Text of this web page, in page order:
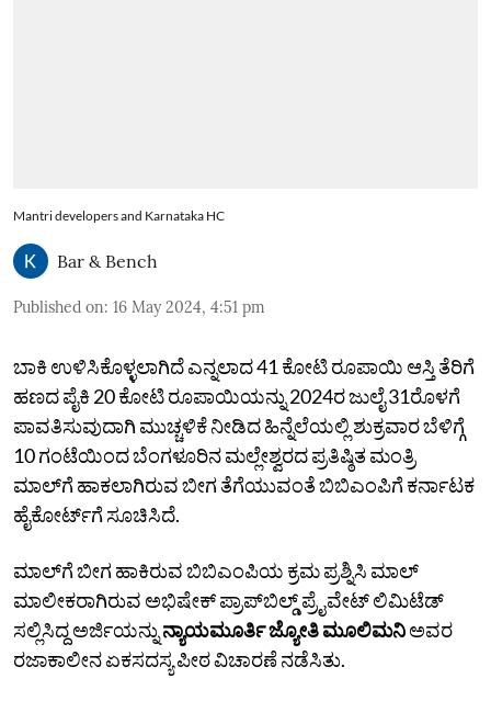
Mantri developers and Karnataka HC
Bar & Bench
Published on: 16 May 2024, 4:51 pm
ಬಾಕಿ ಉಳಿಸಿಕೊಳ್ಳಲಾಗಿದೆ ಎನ್ನಲಾದ 41 ಕೋಟಿ ರೂಪಾಯಿ ಆಸ್ತಿ ತೆರಿಗೆ
ಹಣದ ಪೈಕಿ 20 ಕೋಟಿ ರೂಪಾಯಿಯನ್ನು 2024ರ ಜುಲೈ 31ರೊಳಗೆ
ಪಾವತಿಸುವುದಾಗಿ ಮುಚ್ಚಳಿಕೆ ನೀಡಿದ ಹಿನ್ನೆಲೆಯಲ್ಲಿ ಶುಕ್ರವಾರ ಬೆಳಿಗ್ಗೆ
10 ಗಂಟೆಯಿಂದ ಬೆಂಗಳೂರಿನ ಮಲ್ಲೇಶ್ವರದ ಪ್ರತಿಷ್ಠಿತ ಮಂತ್ರಿ
ಮಾಲ್‌ಗೆ ಹಾಕಲಾಗಿರುವ ಬೀಗ ತೆಗೆಯುವಂತೆ ಬಿಬಿಎಂಪಿಗೆ ಕರ್ನಾಟಕ
ಹೈಕೋರ್ಟ್‌ಗೆ ಸೂಚಿಸಿದೆ.
ಮಾಲ್‌ಗೆ ಬೀಗ ಹಾಕಿರುವ ಬಿಬಿಎಂಪಿಯ ಕ್ರಮ ಪ್ರಶ್ನಿಸಿ ಮಾಲ್‌
ಮಾಲೀಕರಾಗಿರುವ ಅಭಿಷೇಕ್‌ ಪ್ರಾಪ್‌ಬಿಲ್ಡ್‌ ಪ್ರೈವೇಟ್‌ ಲಿಮಿಟೆಡ್‌
ಸಲ್ಲಿಸಿದ್ದ ಅರ್ಜಿಯನ್ನುನ್ಯಾಯಮೂರ್ತಿ ಜ್ಯೋತಿ ಮೂಲಿಮನಿಅವರ
ರಜಾಕಾಲೀನ ಏಕಸದಸ್ಯ ಪೀಠ ವಿಚಾರಣೆ ನಡೆಸಿತು.